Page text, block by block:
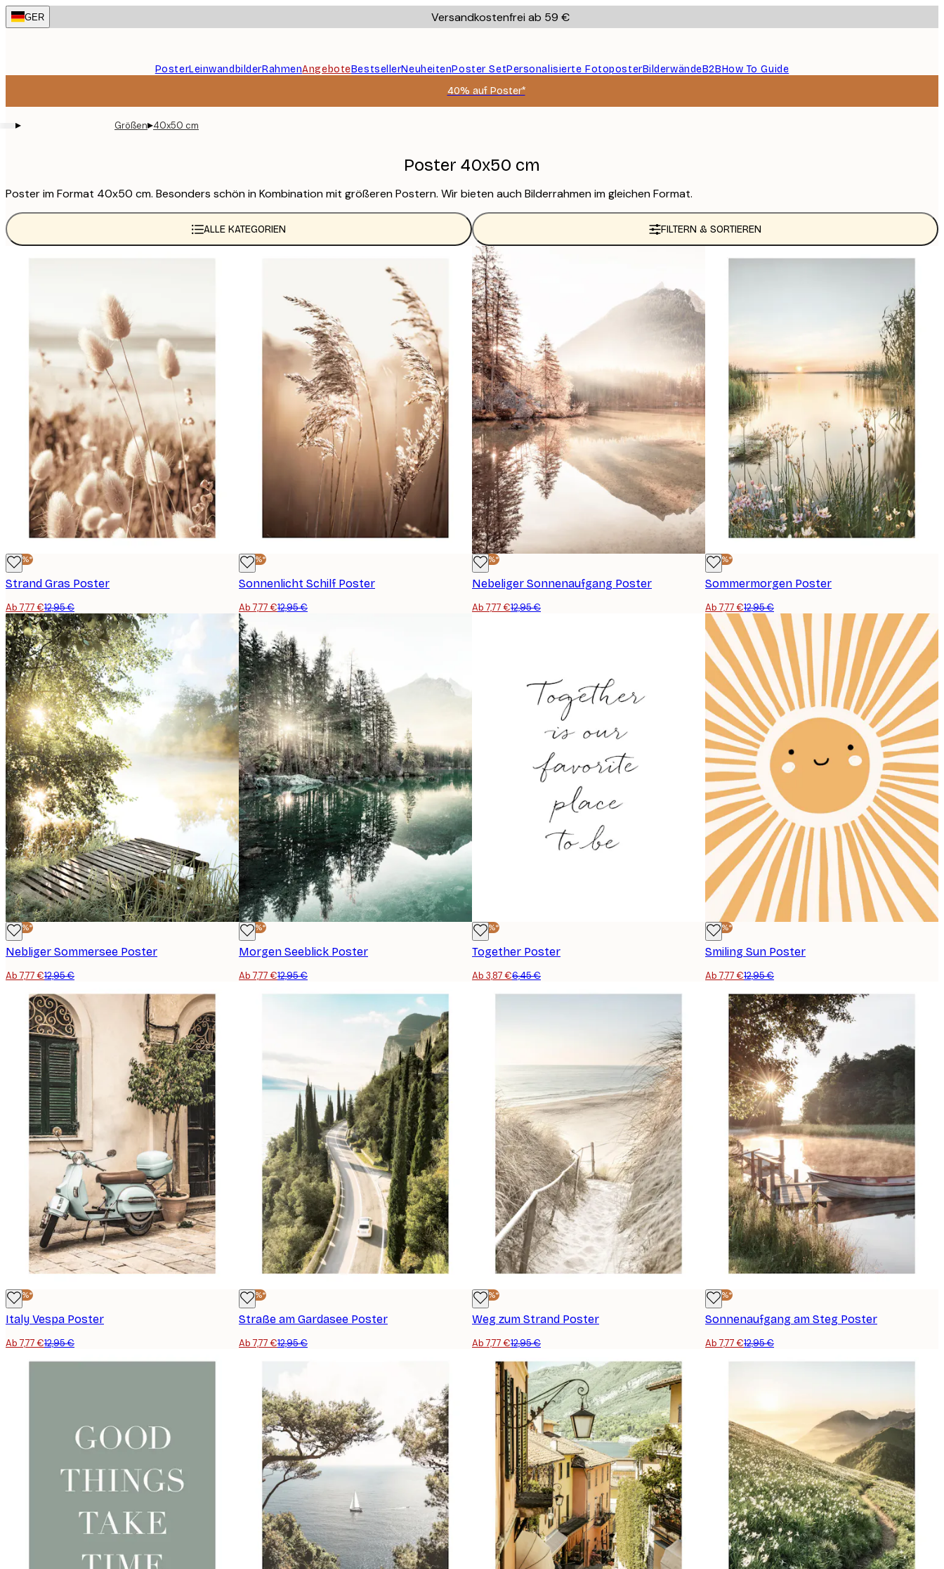
Skip
to
GER Versandkostenfrei ab 59 €
PosterLeinwandbilderRahmenAngeboteBestsellerNeuheitenPoster SetPersonalisierte FotoposterBilderwändeB2BHow To Guide
40% auf Poster*
▸ Größen▸40x50 cm
Poster 40x50 cm
Poster im Format 40x50 cm. Besonders schön in Kombination mit größeren Postern. Wir bieten auch Bilderrahmen im gleichen Format.
ALLE KATEGORIEN FILTERN & SORTIEREN
-40%*
Strand Gras Poster
Ab 7,77 €12,95 €
-40%*
Sonnenlicht Schilf Poster
Ab 7,77 €12,95 €
-40%*
Nebeliger Sonnenaufgang Poster
Ab 7,77 €12,95 €
-40%*
Sommermorgen Poster
Ab 7,77 €12,95 €
-40%*
Nebliger Sommersee Poster
Ab 7,77 €12,95 €
-40%*
Morgen Seeblick Poster
Ab 7,77 €12,95 €
-40%*
Together Poster
Ab 3,87 €6,45 €
-40%*
Smiling Sun Poster
Ab 7,77 €12,95 €
-40%*
Italy Vespa Poster
Ab 7,77 €12,95 €
-40%*
Straße am Gardasee Poster
Ab 7,77 €12,95 €
-40%*
Weg zum Strand Poster
Ab 7,77 €12,95 €
-40%*
Sonnenaufgang am Steg Poster
Ab 7,77 €12,95 €